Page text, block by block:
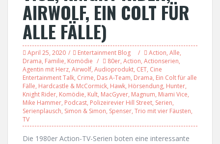
AIRWOLF, EIN COLT FÜR
ALLE FÄLLE)
April 25, 2020 Entertainment Blog Action, Alle,
Drama, Familie, Komödie 80er, Action, Actionserien,
Agentin mit Herz, Airwolf, Audioprodukt, CET, Cine
Entertainment Talk, Crime, Das A-Team, Drama, Ein Colt für alle
Fälle, Hardcastle & McCormick, Hawk, Hörsendung, Hunter,
Knight Rider, Komödie, Kult, MacGyver, Magnum, Miami Vice,
Mike Hammer, Podcast, Polizeirevier Hill Street, Serien,
Serienplausch, Simon & Simon, Spenser, Trio mit vier Fäusten,
TV
Die 1980er Action-TV-Serien boten eine interessante